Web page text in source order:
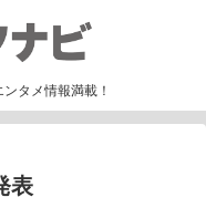
タメ情報満載！
表